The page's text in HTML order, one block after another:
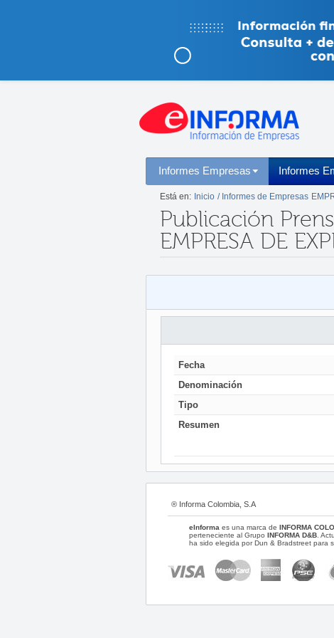
Informes Empresas Informes
Está en: Inicio / Informes de Empresas
Publicación
EMPRESA DE
Fecha
Denominación
Tipo
Resumen
® Informa Colombia, S.A
eInforma es una marca de INFORMA
perteneciente al Grupo INFORMA D&B .
ha sido elegida por Dun & Bradstreet para